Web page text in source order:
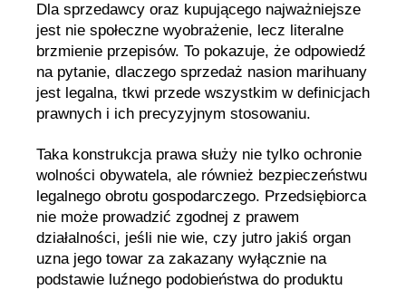
Dla sprzedawcy oraz kupującego najważniejsze
jest nie społeczne wyobrażenie, lecz literalne
brzmienie przepisów. To pokazuje, że odpowiedź
na pytanie, dlaczego sprzedaż nasion marihuany
jest legalna, tkwi przede wszystkim w definicjach
prawnych i ich precyzyjnym stosowaniu.
Taka konstrukcja prawa służy nie tylko ochronie
wolności obywatela, ale również bezpieczeństwu
legalnego obrotu gospodarczego. Przedsiębiorca
nie może prowadzić zgodnej z prawem
działalności, jeśli nie wie, czy jutro jakiś organ
uzna jego towar za zakazany wyłącznie na
podstawie luźnego podobieństwa do produktu